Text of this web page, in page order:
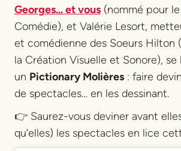
Georges... et vous (nommé pour
Comédie), et Valérie Lesort,
et comédienne des Soeurs Hilton
la Création Visuelle et Sonore), se
un Pictionary Molières : faire
de spectacles… en les dessinant.
👉 Saurez-vous deviner avant
qu’elles) les spectacles en lice